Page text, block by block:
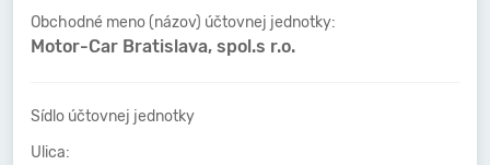
Obchodné meno (názov) účtovnej jednotky:
Motor-Car Bratislava, spol.s r.o.
Sídlo účtovnej jednotky
Ulica: